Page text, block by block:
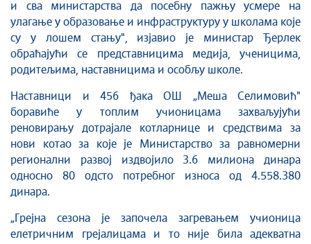
и сва министарства да посебну пажњу усмере на
улагање у образовање и инфраструктуру у школама које
су у лошем стању", изјавио је министар Ђерлек
обраћајући се представницима медија, ученицима,
родитељима, наставницима и особљу школе.
Наставници и 456 ђака ОШ „Меша Селимовић"
боравиће у топлим учионицама захваљујући
реновирању дотрајале котларнице и средствима за
нови котао за које је Министарство за равномерни
регионални развој издвојило 3.6 милиона динара
односно 80 одсто потребног износа од 4.558.380
динара.
„Грејна сезона је започела загревањем учионица
елетричним грејалицама и то није била адекватна